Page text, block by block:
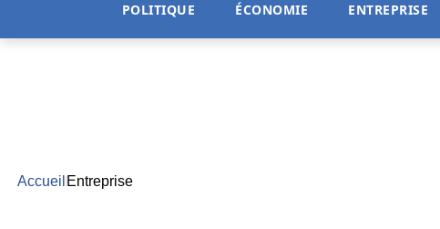
POLITIQUE ÉCONOMIE ENTREPRISE
Accueil Entreprise